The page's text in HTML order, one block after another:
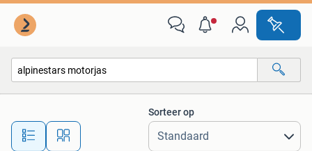
Alle afstanden…
Sorteer op